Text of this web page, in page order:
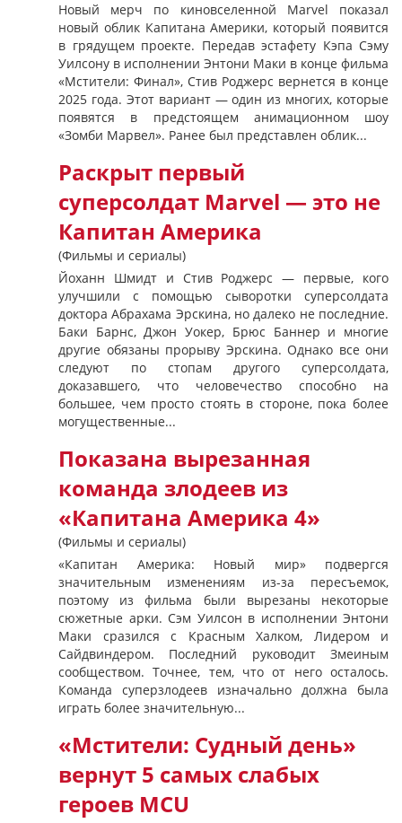
Новый мерч по киновселенной Marvel показал
новый облик Капитана Америки, который появится
в грядущем проекте. Передав эстафету Кэпа Сэму
Уилсону в исполнении Энтони Маки в конце фильма
«Мстители: Финал», Стив Роджерс вернется в конце
2025 года. Этот вариант — один из многих, которые
появятся в предстоящем анимационном шоу
«Зомби Марвел». Ранее был представлен облик...
Раскрыт первый
суперсолдат Marvel — это не
Капитан Америка
(Фильмы и сериалы)
Йоханн Шмидт и Стив Роджерс — первые, кого
улучшили с помощью сыворотки суперсолдата
доктора Абрахама Эрскина, но далеко не последние.
Баки Барнс, Джон Уокер, Брюс Баннер и многие
другие обязаны прорыву Эрскина. Однако все они
следуют по стопам другого суперсолдата,
доказавшего, что человечество способно на
большее, чем просто стоять в стороне, пока более
могущественные...
Показана вырезанная
команда злодеев из
«Капитана Америка 4»
(Фильмы и сериалы)
«Капитан Америка: Новый мир» подвергся
значительным изменениям из-за пересъемок,
поэтому из фильма были вырезаны некоторые
сюжетные арки. Сэм Уилсон в исполнении Энтони
Маки сразился с Красным Халком, Лидером и
Сайдвиндером. Последний руководит Змеиным
сообществом. Точнее, тем, что от него осталось.
Команда суперзлодеев изначально должна была
играть более значительную...
«Мстители: Судный день»
вернут 5 самых слабых
героев MCU